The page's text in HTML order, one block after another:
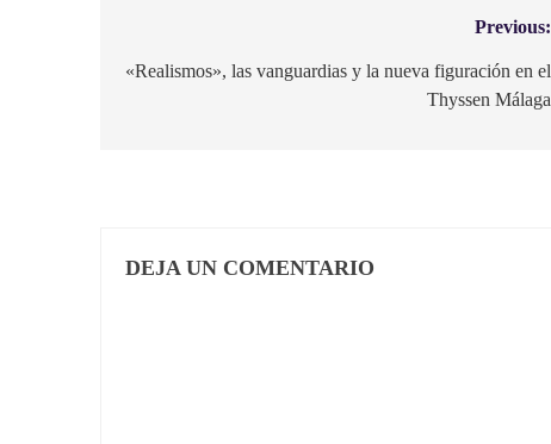
de
Previous:
«Realismos», las vanguardias y la nueva figuración en el
Thyssen Málaga
DEJA UN COMENTARIO